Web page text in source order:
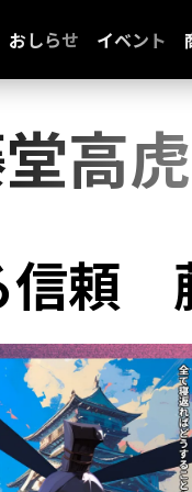
おしらせ イベント
高虎
信頼